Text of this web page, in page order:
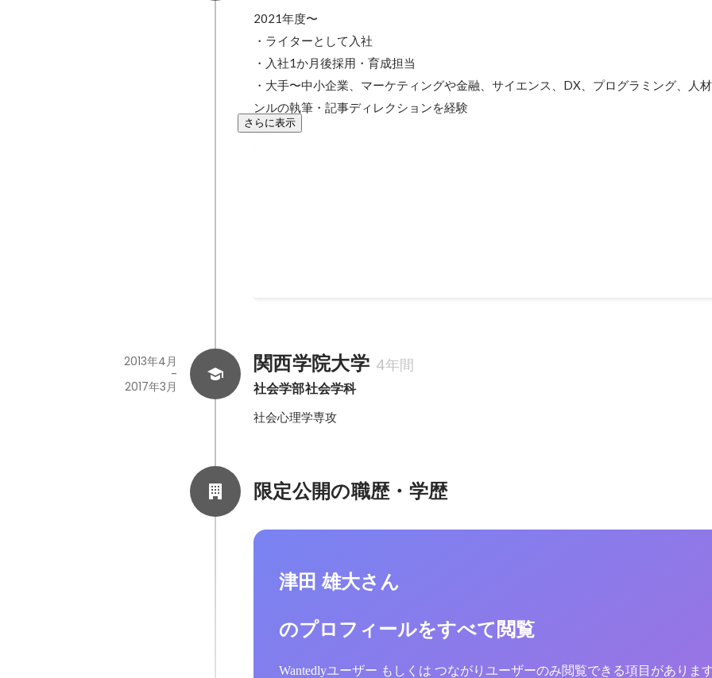
2021年度〜
・ライターとして入社
・入社1か月後採用・育成担当
・大手〜中小企業、マーケティングや金融、サイエンス、DX、プログラミング、人
ンルの執筆・記事ディレクションを経験
さらに表示
関西学院大学 4年間
社会学部社会学科
2013年4月
-
2017年3月
社会心理学専攻
限定公開の職歴・学歴
津田 雄大さん
のプロフィールをすべて閲覧
Wantedlyユーザー もしくは つながりユーザーのみ閲覧できる項目がありま